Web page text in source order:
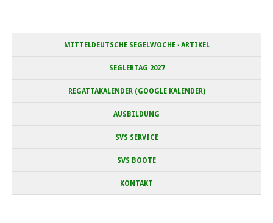
MITTELDEUTSCHE SEGELWOCHE · ARTIKEL
SEGLERTAG 2027
REGATTAKALENDER (GOOGLE KALENDER)
AUSBILDUNG
SVS SERVICE
SVS BOOTE
KONTAKT